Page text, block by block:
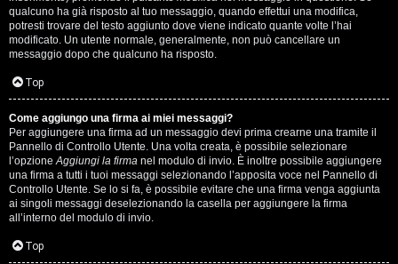
qualcuno ha già risposto al tuo messaggio, quando effettui una modifica,
potresti trovare del testo aggiunto dove viene indicato quante volte l’hai
modificato. Un utente normale, generalmente, non può cancellare un
messaggio dopo che qualcuno ha risposto.
Top
Come aggiungo una firma ai miei messaggi?
Per aggiungere una firma ad un messaggio devi prima crearne una tramite il
Pannello di Controllo Utente. Una volta creata, è possibile selezionare
l’opzioneAggiungi la firma nel modulo di invio. È inoltre possibile aggiungere
una firma a tutti i tuoi messaggi selezionando l’apposita voce nel Pannello di
Controllo Utente. Se lo si fa, è possibile evitare che una firma venga aggiunta
ai singoli messaggi deselezionando la casella per aggiungere la firma
all’interno del modulo di invio.
Top
M
u
s
i
c
a
l
i
d